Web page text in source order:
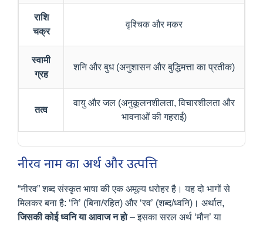
राशि
चक्र
वृश्चिक और मकर
स्वामी
ग्रह
शनि और बुध (अनुशासन और बुद्धिमत्ता का प्रतीक)
तत्व
वायु और जल (अनुकूलनशीलता, विचारशीलता और
भावनाओं की गहराई)
नीरव नाम का अर्थ और उत्पत्ति
“नीरव” शब्द संस्कृत भाषा की एक अमूल्य धरोहर है। यह दो भागों से
मिलकर बना है: ‘नि’ (बिना/रहित) और ‘रव’ (शब्द/ध्वनि)। अर्थात,
जिसकी कोई ध्वनि या आवाज न हो– इसका सरल अर्थ ‘मौन’ या